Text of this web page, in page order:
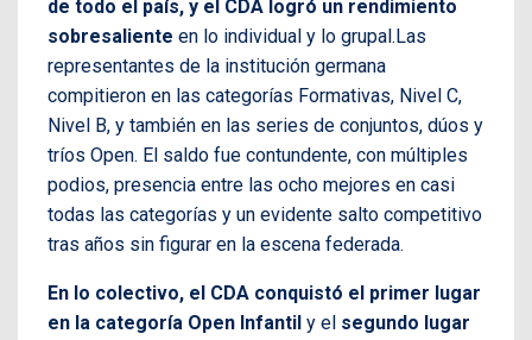
de todo el país, y el CDA logró un rendimiento
sobresaliente en lo individual y lo grupal.Las
representantes de la institución germana
compitieron en las categorías Formativas, Nivel C,
Nivel B, y también en las series de conjuntos, dúos y
tríos Open. El saldo fue contundente, con múltiples
podios, presencia entre las ocho mejores en casi
todas las categorías y un evidente salto competitivo
tras años sin figurar en la escena federada.
En lo colectivo, el CDA conquistó el primer lugar
en la categoría Open Infantil y el segundo lugar